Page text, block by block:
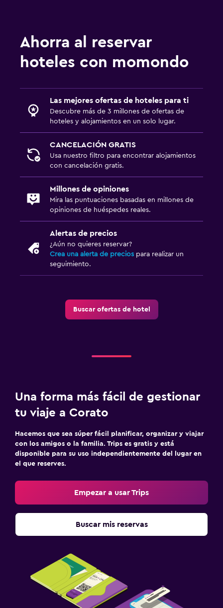
Ahorra al reservar
hoteles con momondo
Las mejores ofertas de hoteles para ti
Descubre más de 3 millones de ofertas de
hoteles y alojamientos en un solo lugar.
CANCELACIÓN GRATIS
Usa nuestro filtro para encontrar alojamientos
con cancelación gratis.
Millones de opiniones
Mira las puntuaciones basadas en millones de
opiniones de huéspedes reales.
Alertas de precios
¿Aún no quieres reservar?
Crea una alerta de precios para realizar un
seguimiento.
Buscar ofertas de hotel
Una forma más fácil de gestionar
tu viaje a Corato
Hacemos que sea súper fácil planificar, organizar y viajar
con los amigos o la familia. Trips es gratis y está
disponible para su uso independientemente del lugar en
el que reserves.
Empezar a usar Trips
Buscar mis reservas